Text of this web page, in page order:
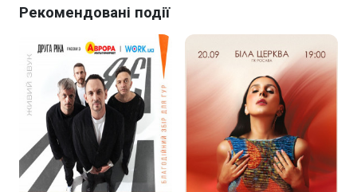
Рекомендовані події